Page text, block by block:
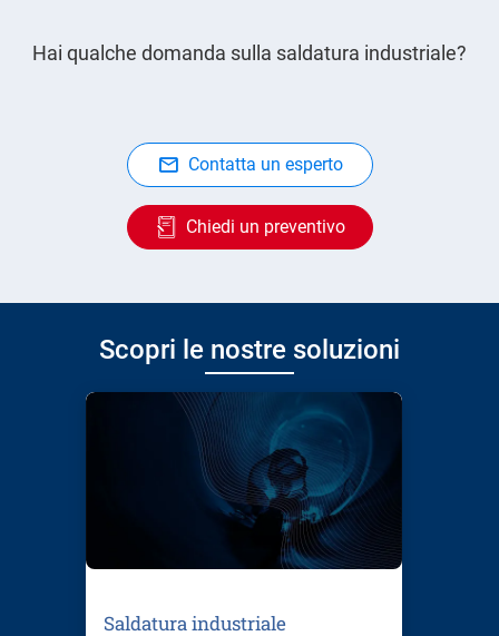
Hai qualche domanda sulla saldatura industriale?
Contatta un esperto
Chiedi un preventivo
Scopri le nostre soluzioni
Saldatura industriale